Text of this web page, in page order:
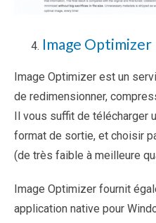
Image Optimizer
Image Optimizer est un
de redimensionner,
Il vous suffit de télécharger
format de sortie, et choisir
(de très faible à meilleure
Image Optimizer fournit
application native pour